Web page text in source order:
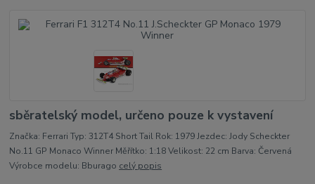
sběratelský model, určeno pouze k vystavení
Značka: Ferrari Typ: 312T4 Short Tail Rok: 1979 Jezdec: Jody Scheckter
No.11 GP Monaco Winner Měřítko: 1:18 Velikost: 22 cm Barva: Červená
Výrobce modelu: Bburago celý popis